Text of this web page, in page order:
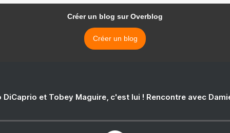
Créer un blog sur Overblog
Créer un blog
DiCaprio et Tobey Maguire, c'est lui ! Rencontre avec